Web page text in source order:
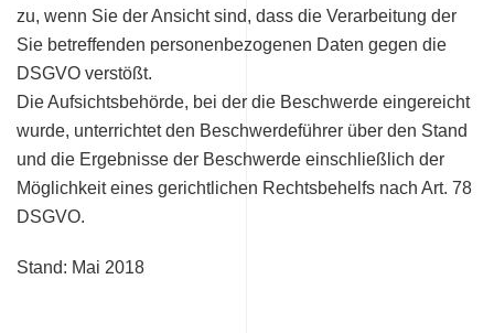
zu, wenn Sie der Ansicht sind, dass die Verarbeitung der
Sie betreffenden personenbezogenen Daten gegen die
DSGVO verstößt.
Die Aufsichtsbehörde, bei der die Beschwerde eingereicht
wurde, unterrichtet den Beschwerdeführer über den Stand
und die Ergebnisse der Beschwerde einschließlich der
Möglichkeit eines gerichtlichen Rechtsbehelfs nach Art. 78
DSGVO.
Stand: Mai 2018